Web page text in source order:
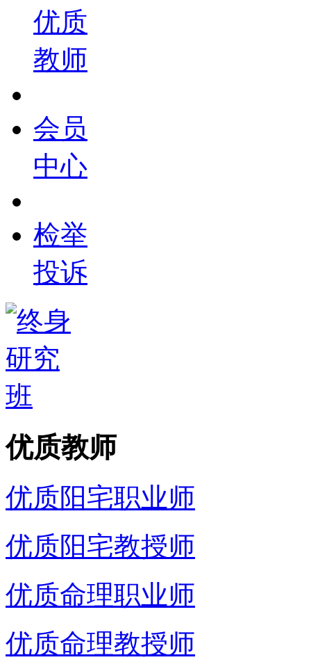
优质
教师
会员
中心
检举
投诉
优质教师
优质阳宅职业师
优质阳宅教授师
优质命理职业师
优质命理教授师